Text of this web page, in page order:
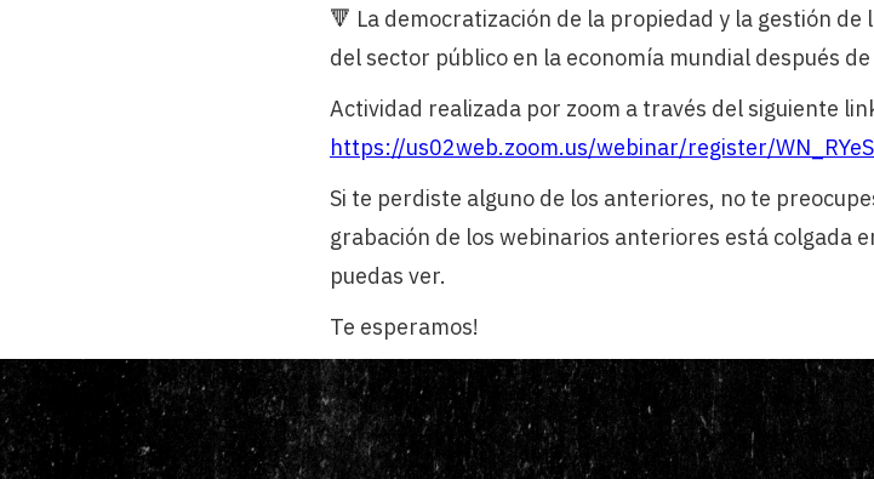
🔻 La democratización de la propiedad y la gestión
del sector público en la economía mundial después
Actividad realizada por zoom a través del siguiente link
https://us02web.zoom.us/webinar/register/
Si te perdiste alguno de los anteriores, no te
grabación de los webinarios anteriores está colgada
puedas ver.
Te esperamos!